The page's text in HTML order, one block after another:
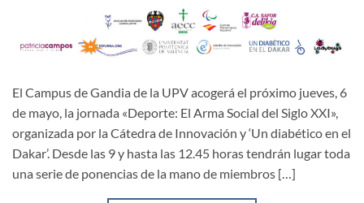
El Campus de Gandia de la UPV acogerá el próximo jueves, 6
de mayo, la jornada «Deporte: El Arma Social del Siglo XXI»,
organizada por la Cátedra de Innovación y ‘Un diabético en el
Dakar’. Desde las 9 y hasta las 12.45 horas tendrán lugar toda
una serie de ponencias de la mano de miembros […]